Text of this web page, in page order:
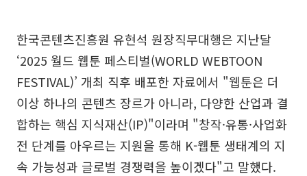
한국콘텐츠진흥원 유현석 원장직무대행은 지난달
‘2025 월드 웹툰 페스티벌(WORLD WEBTOON
FESTIVAL)’ 개최 직후 배포한 자료에서 "웹툰은 더
이상 하나의 콘텐츠 장르가 아니라, 다양한 산업과 결
합하는 핵심 지식재산(IP)"이라며 "창작·유통·사업화
전 단계를 아우르는 지원을 통해 K-웹툰 생태계의 지
속 가능성과 글로벌 경쟁력을 높이겠다"고 말했다.